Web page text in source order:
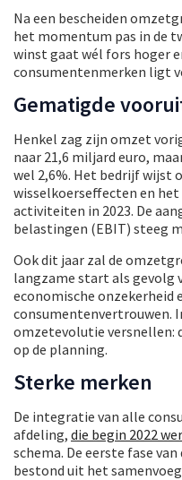
Na een bescheiden
het momentum pas in de
winst gaat wél fors hoger
consumentenmerken ligt
Gematigde
Henkel zag zijn omzet
naar 21,6 miljard euro,
wel 2,6%. Het bedrijf wijst
wisselkoerseffecten en het
activiteiten in 2023. De
belastingen (EBIT) steeg
Ook dit jaar zal de
langzame start als gevolg
economische onzekerheid
consumentenvertrouwen.
omzetevolutie versnellen:
op de planning.
Sterke merken
De integratie van alle
afdeling, die begin 2022
schema. De eerste fase
bestond uit het